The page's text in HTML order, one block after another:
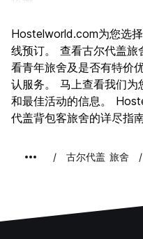
文化
夜生活
物有所值
Hostelworld.com为您选
线预订。 查看古尔代盖旅
看青年旅舍及是否有特价
认服务。 马上查看我们为
和最佳活动的信息。
代盖背包客旅舍的详尽指南
古尔代盖 旅舍